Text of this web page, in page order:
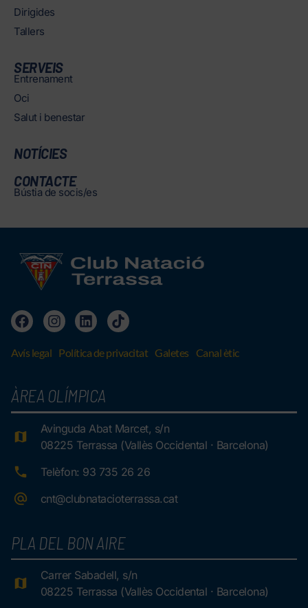
Dirigides
Tallers
SERVEIS
Entrenament
Oci
Salut i benestar
NOTÍCIES
CONTACTE
Bústia de socis/es
Avís legal Política de privacitat Galetes Canal ètic
ÀREA OLÍMPICA
Avinguda Abat Marcet, s/n
08225 Terrassa (Vallès Occidental · Barcelona)
Telèfon: 93 735 26 26
cnt@clubnatacioterrassa.cat
PLA DEL BON AIRE
Carrer Sabadell, s/n
08225 Terrassa (Vallès Occidental · Barcelona)